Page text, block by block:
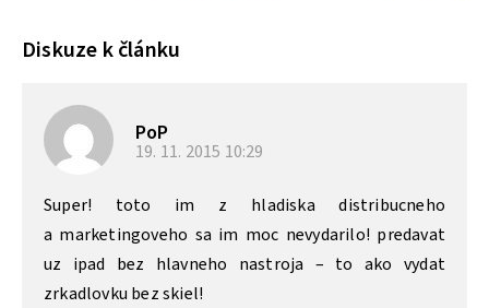
Diskuze k článku
PoP
19. 11. 2015 10:29
Super! toto im z hladiska distribucneho
a marketingoveho sa im moc nevydarilo! predavat
uz ipad bez hlavneho nastroja – to ako vydat
zrkadlovku bez skiel!